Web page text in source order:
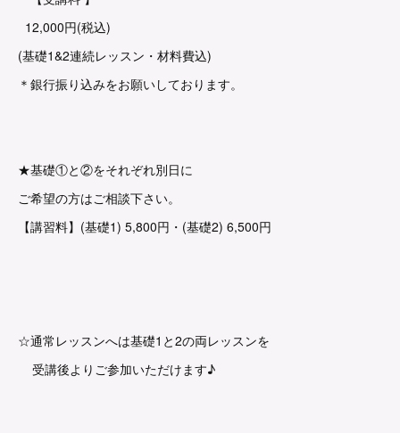
12,000円(税込)
(基礎1&2連続レッスン・材料費込)
＊銀行振り込みをお願いしております。
★基礎①と②をそれぞれ別日に
ご希望の方はご相談下さい。
【講習料】(基礎1) 5,800円・(基礎2) 6,500円
☆通常レッスンへは基礎1と2の両レッスンを
受講後よりご参加いただけます♪